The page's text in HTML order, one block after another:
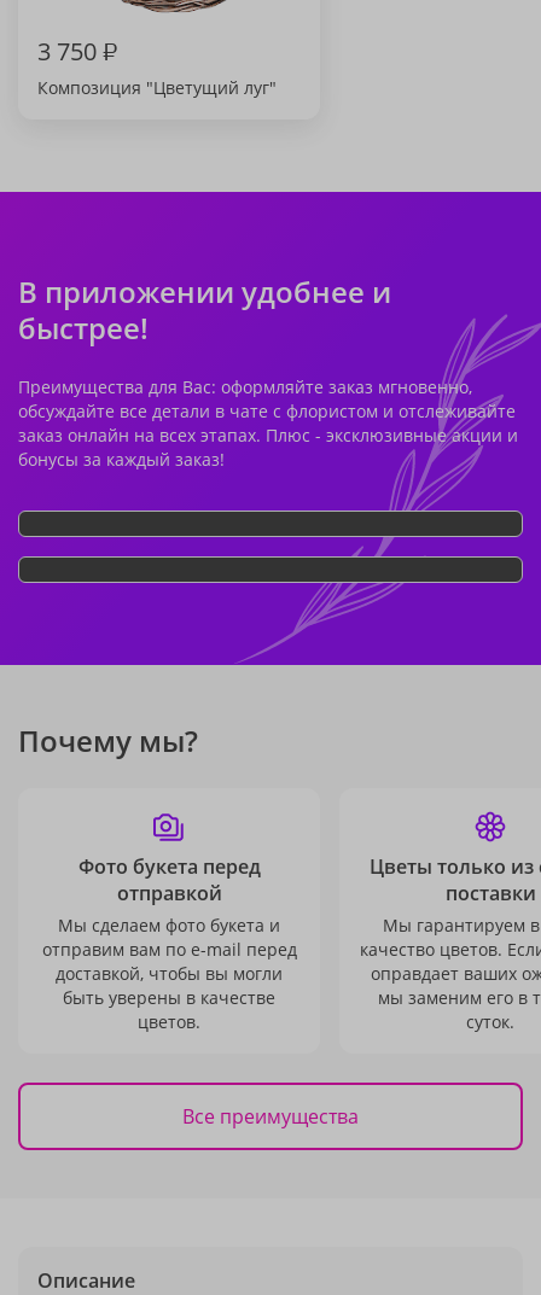
3 750₽
Композиция "Цветущий луг"
В приложении удобнее и
быстрее!
Преимущества для Вас: оформляйте заказ мгновенно,
обсуждайте все детали в чате с флористом и отслеживайте
заказ онлайн на всех этапах. Плюс - эксклюзивные акции и
бонусы за каждый заказ!
Почему мы?
Фото букета перед
отправкой
Мы сделаем фото букета и
отправим вам по e-mail перед
доставкой, чтобы вы могли
быть уверены в качестве
цветов.
Цветы только из
поставки
Мы гарантируем
качество цветов.
оправдает ваших
мы заменим его в
суток.
Все преимущества
Описание